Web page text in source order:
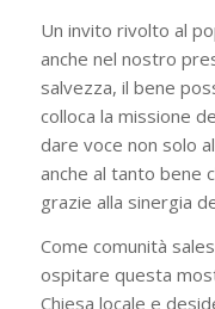
Un invito rivolto al
anche nel nostro
salvezza, il bene
colloca la missione
dare voce non solo
anche al tanto bene
grazie alla sinergia
Come comunità
ospitare questa
Chiesa locale e